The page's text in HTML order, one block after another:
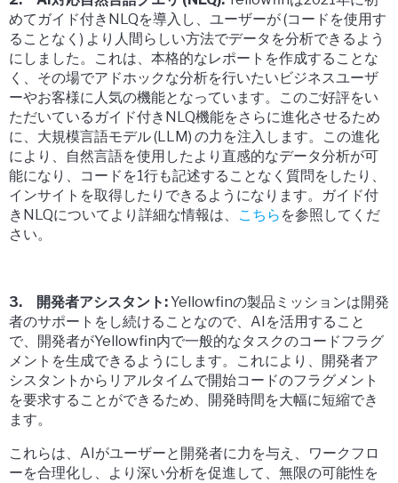
めてガイド付きNLQを導入し、ユーザーが (コードを使用す
ることなく) より人間らしい方法でデータを分析できるよう
にしました。これは、本格的なレポートを作成することな
く、その場でアドホックな分析を行いたいビジネスユーザ
ーやお客様に人気の機能となっています。このご好評をい
ただいているガイド付きNLQ機能をさらに進化させるため
に、大規模言語モデル (LLM) の力を注入します。この進化
により、自然言語を使用したより直感的なデータ分析が可
能になり、コードを1行も記述することなく質問をしたり、
インサイトを取得したりできるようになります。ガイド付
きNLQについてより詳細な情報は、
こちら を参照してくだ
さい。
3. 開発者アシスタント:Yellowfinの製品ミッションは開発
者のサポートをし続けることなので、AIを活用すること
で、開発者がYellowfin内で一般的なタスクのコードフラグ
メントを生成できるようにします。これにより、開発者ア
シスタントからリアルタイムで開始コードのフラグメント
を要求することができるため、開発時間を大幅に短縮でき
ます。
これらは、AIがユーザーと開発者に力を与え、ワークフロ
ーを合理化し、より深い分析を促進して、無限の可能性を